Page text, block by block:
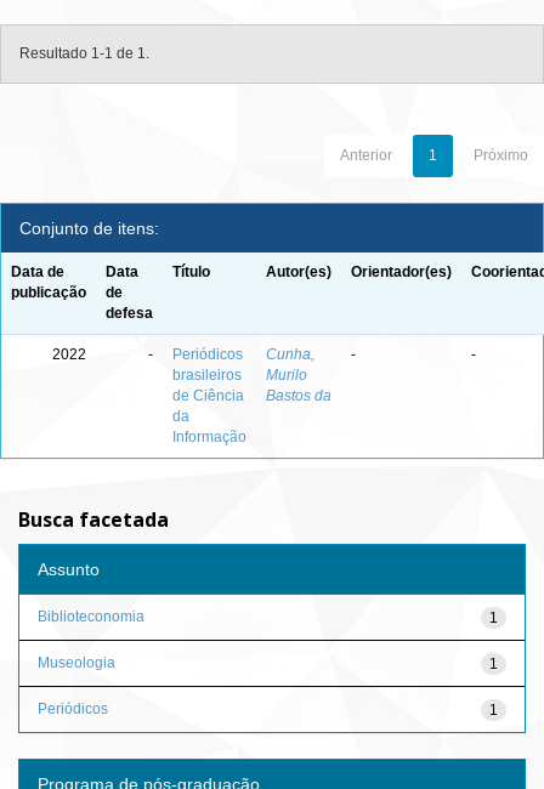
Resultado 1-1 de 1.
Anterior 1 Próximo
Conjunto de itens:
Data de
publicação
Data
de
defesa
Título Autor(es) Orientador(es)
2022 -
Periódicos
brasileiros
de Ciência
da
Informação
Cunha,
Murilo
Bastos da
- -
Busca facetada
Assunto
1
Biblioteconomia
1
Museologia
1
Periódicos
Programa de pós-graduação